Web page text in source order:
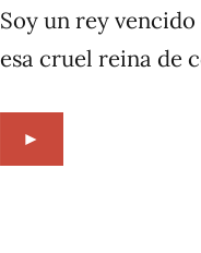
Soy un rey
esa cruel reina de
►